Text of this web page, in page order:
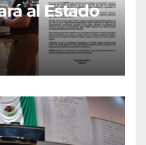
al Estado